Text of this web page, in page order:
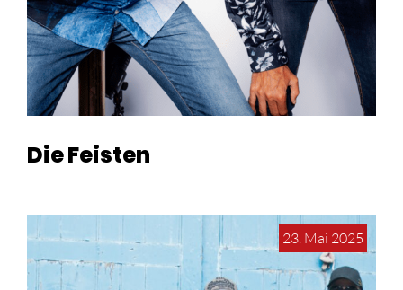
Die Feisten
23. Mai 2025